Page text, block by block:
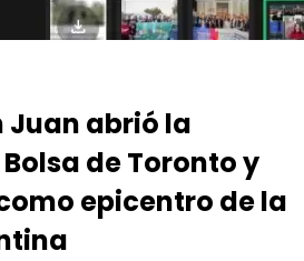
Juan abrió la
de Toronto y
epicentro de la